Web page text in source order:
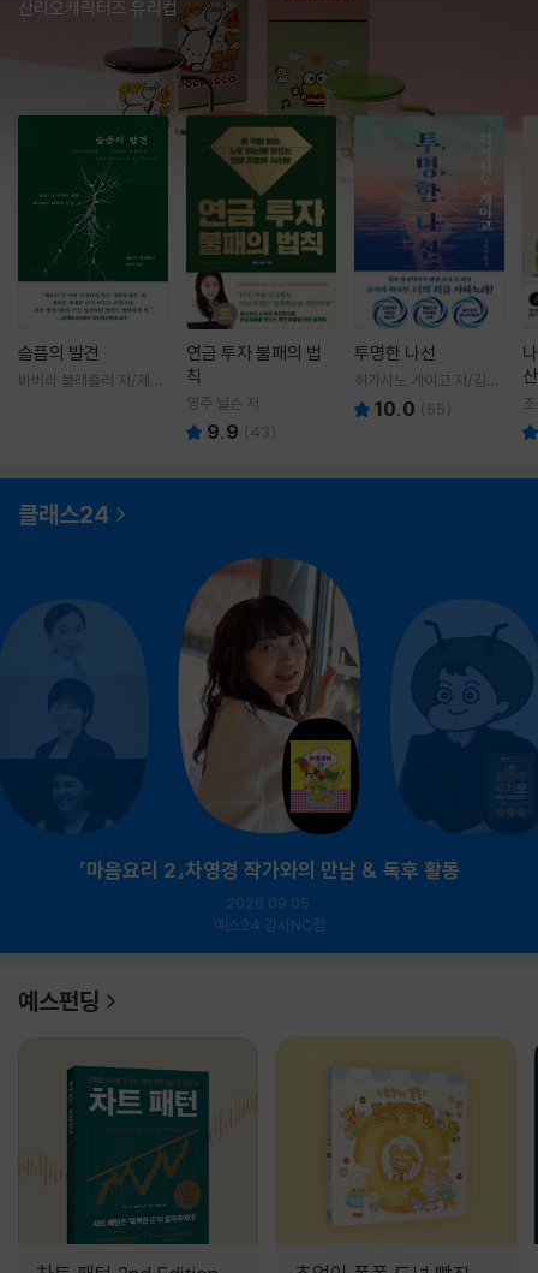
산리오캐릭터즈 유리컵
슬픔의 발견
바버라 블래츨리 저/제효
연금 투자 불패의 법
칙
영주 닐슨 저
9.9 (43)
투명한 나선
히가시노 게이고 저/김선
영 역10.0 (55)
클래스24
『마음요리 2』차영경 작가와의 만남 & 독후 활동
2026.09.05.
예스24 강서NC점
예스펀딩